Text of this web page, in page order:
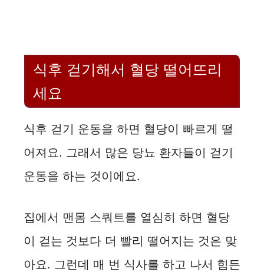
식후 걷기해서 혈당 떨어뜨리
세요
식후 걷기 운동을 하면 혈당이 빠르게 떨
어져요. 그래서 많은 당뇨 환자들이 걷기
운동을 하는 것이에요.
집에서 맨몸 스쿼트를 열심히 하면 혈당
이 걷는 것보다 더 빨리 떨어지는 것은 맞
아요. 그런데 매 번 식사를 하고 나서 힘든